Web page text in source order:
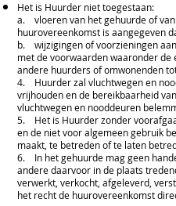
Het is Huurder niet toegestaan:
a. vloeren van het gehuurde of van
huurovereenkomst is aangegeven
b. wijzigingen of voorzieningen
met de voorwaarden waaronder
andere huurders of omwonenden
4. Huurder zal vluchtwegen en
vrijhouden en de bereikbaarheid
vluchtwegen en nooddeuren
5. Het is Huurder zonder
en de niet voor algemeen gebruik
maakt, te betreden of te laten
6. In het gehuurde mag geen
andere daarvoor in de plaats
verwerkt, verkocht, afgeleverd,
het recht de huurovereenkomst